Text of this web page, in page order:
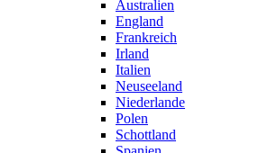
Australien
England
Frankreich
Irland
Italien
Neuseeland
Niederlande
Polen
Schottland